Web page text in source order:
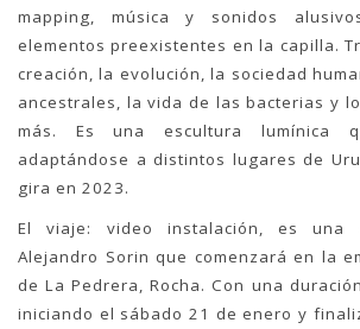
mapping, música y sonidos
elementos preexistentes en la capilla.
creación, la evolución, la sociedad
ancestrales, la vida de las bacterias y
más. Es una escultura lumínica
adaptándose a distintos lugares de
gira en 2023.
El viaje: video instalación, es una
Alejandro Sorin que comenzará en la
de La Pedrera, Rocha. Con una
iniciando el sábado 21 de enero y